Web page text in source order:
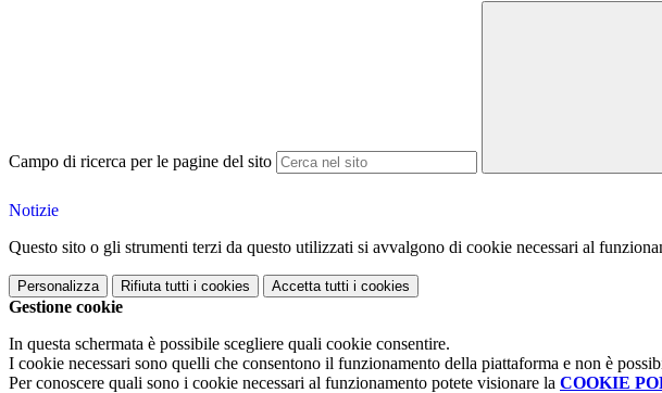
Campo di ricerca per le pagine del sito
Notizie
Questo sito o gli strumenti terzi da questo utilizzati si avvalgono di cookie necessari al
Personalizza Rifiuta tutti i cookies Accetta tutti i cookies
Gestione cookie
In questa schermata è possibile scegliere quali cookie consentire.
I cookie necessari sono quelli che consentono il funzionamento della piattaforma e non è
Per conoscere quali sono i cookie necessari al funzionamento potete visionare la COOKIE